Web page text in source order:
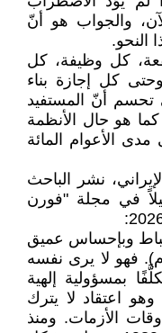
والجواب هو أنّ
النحو.
كل وظيفة، كل
كل إجازة بناء
تحسم أنّ المستفيد
كما هو حال الأنظمة
مدى الأعوام المائة
نشر الباحث
في مجلة "فورن
وبإحساس عميق
فهو لا يرى نفسه
بمسؤولية إلهية
اعتقاد لا يترك
الأزمات. ومنذ